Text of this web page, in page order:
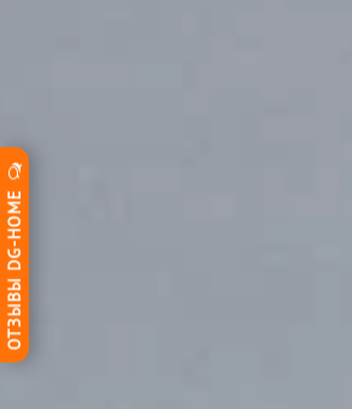
ОТЗЫВЫ DG-HOME